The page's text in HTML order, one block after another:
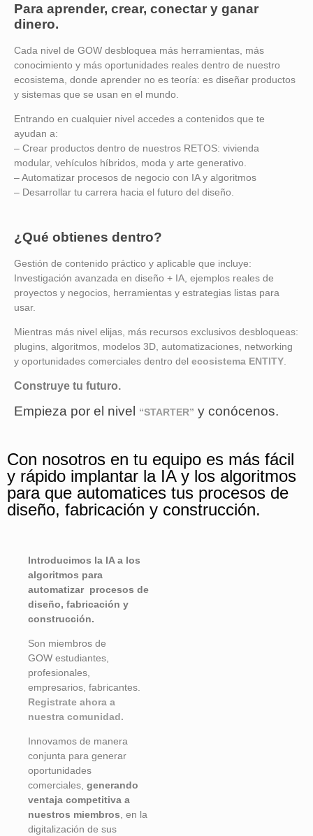
Para aprender, crear, conectar y ganar
dinero.
Cada nivel de GOW desbloquea más herramientas, más
conocimiento y más oportunidades reales dentro de nuestro
ecosistema, donde aprender no es teoría: es diseñar productos
y sistemas que se usan en el mundo.
Entrando en cualquier nivel accedes a contenidos que te
ayudan a:
– Crear productos dentro de nuestros RETOS: vivienda
modular, vehículos híbridos, moda y arte generativo.
– Automatizar procesos de negocio con IA y algoritmos
– Desarrollar tu carrera hacia el futuro del diseño.
¿Qué obtienes dentro?
Gestión de contenido práctico y aplicable que incluye:
Investigación avanzada en diseño + IA, ejemplos reales de
proyectos y negocios, herramientas y estrategias listas para
usar.
Mientras más nivel elijas, más recursos exclusivos desbloqueas:
plugins, algoritmos, modelos 3D, automatizaciones, networking
y oportunidades comerciales dentro del ecosistema ENTITY
Construye tu futuro.
Empieza por el nivel “STARTER” y conócenos.
Con nosotros en tu equipo es más fácil
y rápido implantar la IA y los algoritmos
para que automatices tus procesos de
diseño, fabricación y construcción.
Introducimos la IA a los
algoritmos para
automatizar procesos de
diseño, fabricación y
construcción.
Son miembros de
GOW estudiantes,
profesionales,
empresarios, fabricantes.
Registrate ahora a
nuestra comunidad.
Innovamos de manera
conjunta para generar
oportunidades
comerciales, generando
ventaja competitiva a
nuestros miembros, en la
digitalización de sus